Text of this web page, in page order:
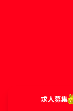
求人募集